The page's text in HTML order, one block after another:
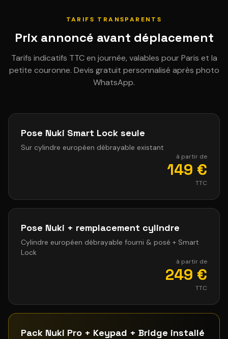
TARIFS TRANSPARENTS
Prix annoncé avant déplacement
Tarifs indicatifs TTC en journée, valables pour Paris et la
petite couronne. Devis gratuit personnalisé après photo
WhatsApp.
Pose Nuki Smart Lock seule
Sur cylindre européen débrayable existant
à partir de
149 €
TTC
Pose Nuki + remplacement cylindre
Cylindre européen débrayable fourni & posé + Smart
Lock
à partir de
249 €
TTC
Pack Nuki Pro + Keypad + Bridge installé